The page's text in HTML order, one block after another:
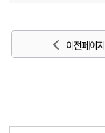
이전 페이지